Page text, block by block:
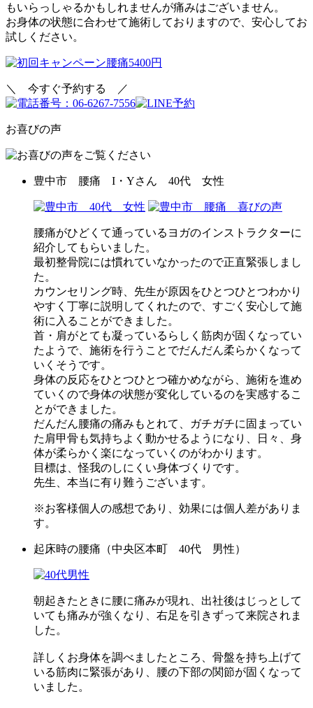
もいらっしゃるかもしれませんが痛みはございません。
お身体の状態に合わせて施術しておりますので、安心してお
試しください。
＼ 今すぐ予約する ／
お喜びの声
豊中市 腰痛 I・Yさん 40代 女性
腰痛がひどくて通っているヨガのインストラクターに
紹介してもらいました。
最初整骨院には慣れていなかったので正直緊張しまし
た。
カウンセリング時、先生が原因をひとつひとつわかり
やすく丁寧に説明してくれたので、すごく安心して施
術に入ることができました。
首・肩がとても凝っているらしく筋肉が固くなってい
たようで、施術を行うことでだんだん柔らかくなって
いくそうです。
身体の反応をひとつひとつ確かめながら、施術を進め
ていくので身体の状態が変化しているのを実感するこ
とができました。
だんだん腰痛の痛みもとれて、ガチガチに固まってい
た肩甲骨も気持ちよく動かせるようになり、日々、身
体が柔らかく楽になっていくのがわかります。
目標は、怪我のしにくい身体づくりです。
先生、本当に有り難うございます。
※お客様個人の感想であり、効果には個人差がありま
す。
起床時の腰痛（中央区本町 40代 男性）
朝起きたときに腰に痛みが現れ、出社後はじっとして
いても痛みが強くなり、右足を引きずって来院されま
した。
詳しくお身体を調べましたところ、骨盤を持ち上げて
いる筋肉に緊張があり、腰の下部の関節が固くなって
いました。